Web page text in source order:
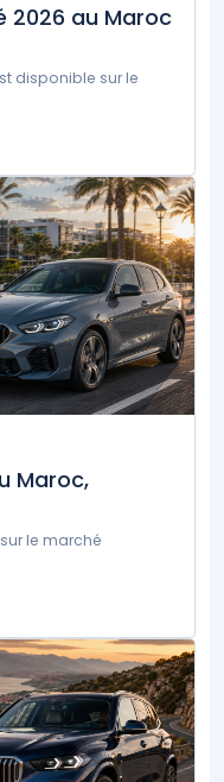
2026 au Maroc
disponible sur le
Maroc,
le marché